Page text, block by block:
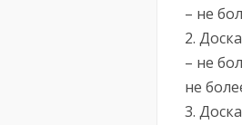
– не
2.
– не
не
3.